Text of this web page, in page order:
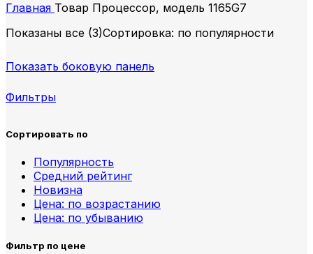
Главная Товар Процессор, модель 1165G7
Показаны все (3)Сортировка: по популярности
Показать боковую панель
Фильтры
Сортировать по
Популярность
Средний рейтинг
Новизна
Цена: по возрастанию
Цена: по убыванию
Фильтр по цене